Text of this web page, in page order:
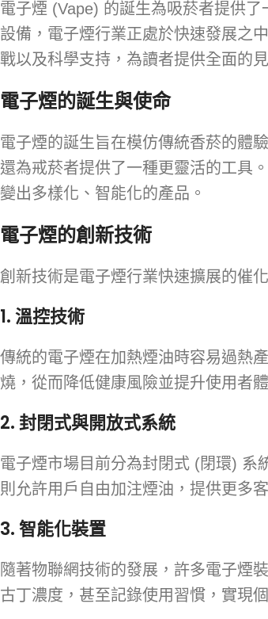
電子煙 (Vape) 的誕生為吸菸者提供
設備，電子煙行業正處於快速發展之
戰以及科學支持，為讀者提供全面的見
電子煙的誕生與使命
電子煙的誕生旨在模仿傳統香菸的體
還為戒菸者提供了一種更靈活的工具
變出多樣化、智能化的產品。
電子煙的創新技術
創新技術是電子煙行業快速擴展的催
1.溫控技術
傳統的電子煙在加熱煙油時容易過熱
燒，從而降低健康風險並提升使用者體
2.封閉式與開放式系統
電子煙市場目前分為封閉式 (閉環) 系
則允許用戶自由加注煙油，提供更多
3.智能化裝置
隨著物聯網技術的發展，許多電子煙
古丁濃度，甚至記錄使用習慣，實現